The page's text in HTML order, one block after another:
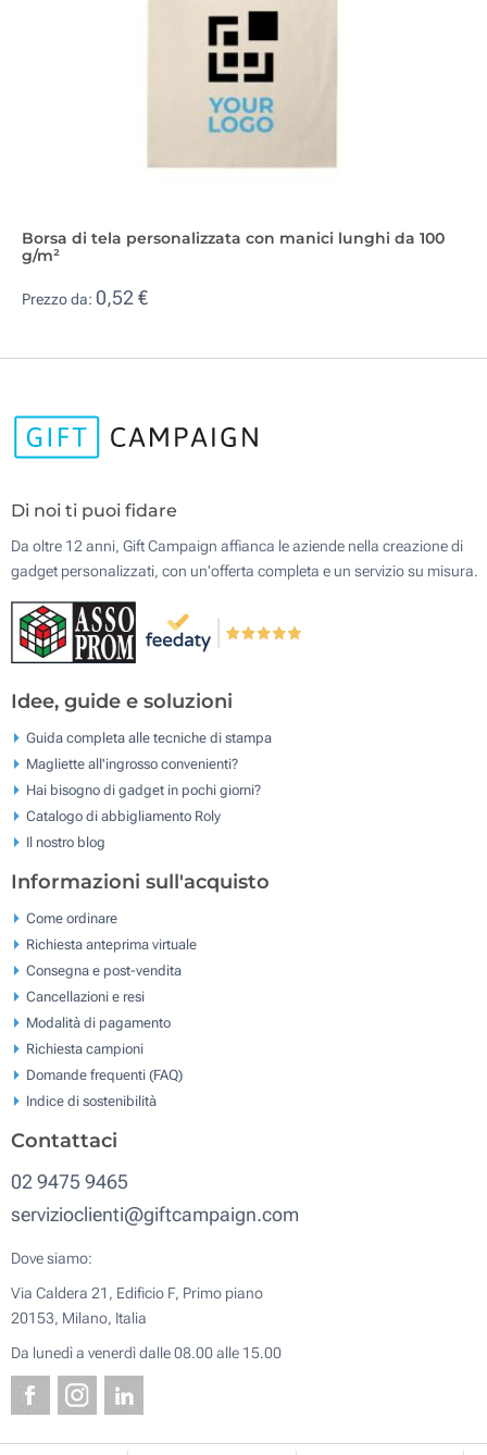
Borsa di tela personalizzata con manici lunghi da 100
g/m²
Prezzo da: 0,52 €
Di noi ti puoi fidare
Da oltre 12 anni, Gift Campaign affianca le aziende nella creazione di
gadget personalizzati, con un'offerta completa e un servizio su misura.
Idee, guide e soluzioni
Guida completa alle tecniche di stampa
Magliette all'ingrosso convenienti?
Hai bisogno di gadget in pochi giorni?
Catalogo di abbigliamento Roly
Il nostro blog
Informazioni sull'acquisto
Come ordinare
Richiesta anteprima virtuale
Consegna e post-vendita
Cancellazioni e resi
Modalità di pagamento
Richiesta campioni
Domande frequenti (FAQ)
Indice di sostenibilità
Contattaci
02 9475 9465
servizioclienti@giftcampaign.com
Dove siamo:
Via Caldera 21, Edificio F, Primo piano
20153, Milano, Italia
Da lunedì a venerdì dalle 08.00 alle 15.00